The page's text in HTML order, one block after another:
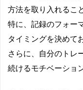
方法を取り入れるこ
特に、記録のフォー
タイミングを決めて
さらに、自分のトレ
続けるモチベーショ